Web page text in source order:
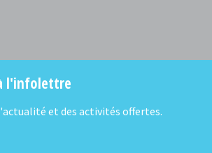
l'infolettre
et des activités offertes.